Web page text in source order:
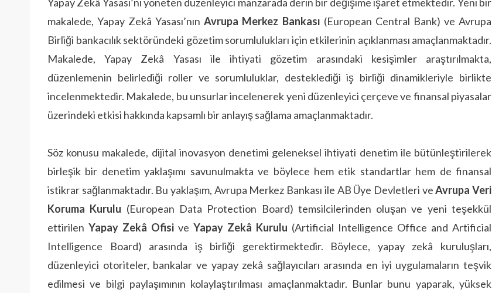
makalede, Yapay Zekâ Yasası’nınAvrupa Merkez Bankası (European Central Bank) ve Avrupa
Birliği bankacılık sektöründeki gözetim sorumlulukları için etkilerinin açıklanması amaçlanmaktadır.
Makalede, Yapay Zekâ Yasası ile ihtiyati gözetim arasındaki kesişimler araştırılmakta,
düzenlemenin belirlediği roller ve sorumluluklar, desteklediği iş birliği dinamikleriyle birlikte
incelenmektedir. Makalede, bu unsurlar incelenerek yeni düzenleyici çerçeve ve finansal piyasalar
üzerindeki etkisi hakkında kapsamlı bir anlayış sağlama amaçlanmaktadır.
Söz konusu makalede, dijital inovasyon denetimi geleneksel ihtiyati denetim ile bütünleştirilerek
birleşik bir denetim yaklaşımı savunulmakta ve böylece hem etik standartlar hem de finansal
istikrar sağlanmaktadır. Bu yaklaşım, Avrupa Merkez Bankası ile AB Üye Devletleri veAvrupa Veri
Koruma Kurulu (European Data Protection Board) temsilcilerinden oluşan ve yeni teşekkül
ettirilen Yapay Zekâ Ofisi ve Yapay Zekâ Kurulu (Artificial Intelligence Office and Artificial
Intelligence Board) arasında iş birliği gerektirmektedir. Böylece, yapay zekâ kuruluşları,
düzenleyici otoriteler, bankalar ve yapay zekâ sağlayıcıları arasında en iyi uygulamaların teşvik
edilmesi ve bilgi paylaşımının kolaylaştırılması amaçlanmaktadır. Bunlar bunu yaparak, yüksek